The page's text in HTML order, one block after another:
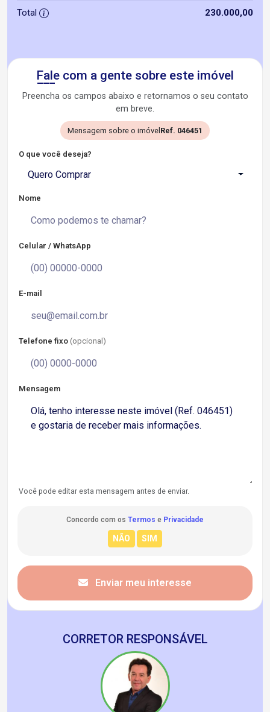
Total 230.000,00
Fale com a gente sobre este imóvel
Preencha os campos abaixo e retornamos o seu contato
em breve.
Mensagem sobre o imóvelRef. 046451
O que você deseja?
Quero Comprar
Nome
Celular / WhatsApp
E-mail
Telefone fixo (opcional)
Mensagem
Você pode editar esta mensagem antes de enviar.
Concordo com os Termos e Privacidade
Enviar meu interesse
CORRETOR RESPONSÁVEL